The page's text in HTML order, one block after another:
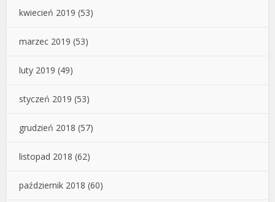
kwiecień 2019 (53)
marzec 2019 (53)
luty 2019 (49)
styczeń 2019 (53)
grudzień 2018 (57)
listopad 2018 (62)
październik 2018 (60)